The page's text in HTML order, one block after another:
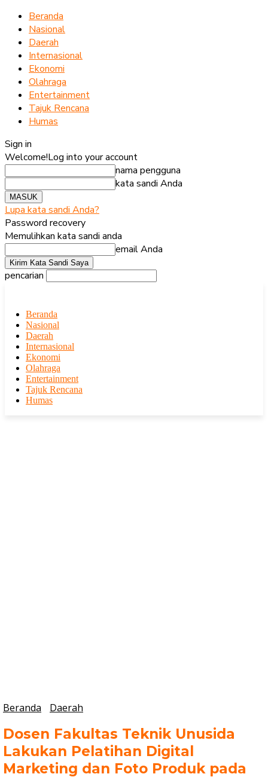
Beranda
Nasional
Daerah
Internasional
Ekonomi
Olahraga
Entertainment
Tajuk Rencana
Humas
Sign in
Welcome!Log into your account
nama pengguna
kata sandi Anda
Lupa kata sandi Anda?
Password recovery
Memulihkan kata sandi anda
email Anda
pencarian
Beranda
Nasional
Daerah
Internasional
Ekonomi
Olahraga
Entertainment
Tajuk Rencana
Humas
Beranda Daerah
Dosen Fakultas Teknik Unusida
Lakukan Pelatihan Digital
Marketing dan Foto Produk pada